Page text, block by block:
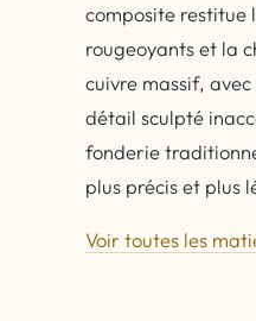
composite restitue
rougeoyants et la
cuivre massif,
détail sculpté
fonderie
plus précis et plus
Voir toutes les